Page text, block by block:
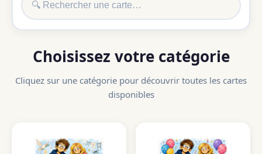
Choisissez votre catégorie
Cliquez sur une catégorie pour découvrir toutes les cartes
disponibles